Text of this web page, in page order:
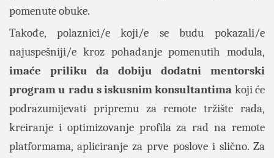
pomenute obuke.
Takođe, polaznici/e koji/e se budu pokazali/e
najuspešniji/e kroz pohađanje pomenutih modula,
imaće priliku da dobiju dodatni mentorski
program u radu s iskusnim konsultantima koji će
podrazumijevati pripremu za remote tržište rada,
kreiranje i optimizovanje profila za rad na remote
platformama, apliciranje za prve poslove i slično. Za